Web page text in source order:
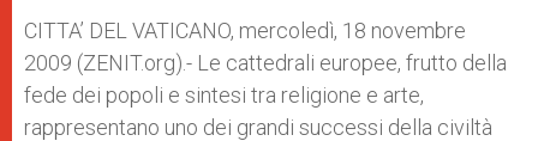
p
p
g
e
r
o
k
r
CITTA’ DEL VATICANO, mercoledì, 18 novembre
2009 (ZENIT.org).- Le cattedrali europee, frutto della
fede dei popoli e sintesi tra religione e arte,
rappresentano uno dei grandi successi della civiltà